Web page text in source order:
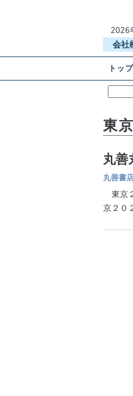
2026
会社
トップ
東
丸善
丸善書
東京
京２０